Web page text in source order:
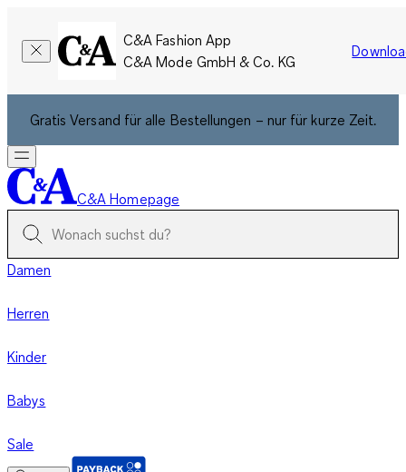
C&A Fashion App
C&A Mode GmbH & Co. KG
Gratis Versand für alle Bestellungen – nur für kurze Zeit.
C&A Homepage
Damen
Herren
Kinder
Babys
Sale